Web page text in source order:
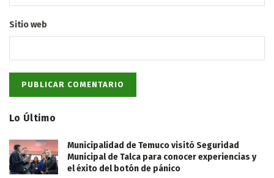
Sitio web
Lo Último
Municipalidad de Temuco visitó Seguridad
Municipal de Talca para conocer experiencias y
el éxito del botón de pánico